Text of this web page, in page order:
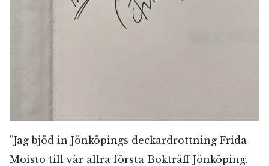
”Jag bjöd in Jönköpings deckardrottning Frida
Moisto till vår allra första Bokträff Jönköping.